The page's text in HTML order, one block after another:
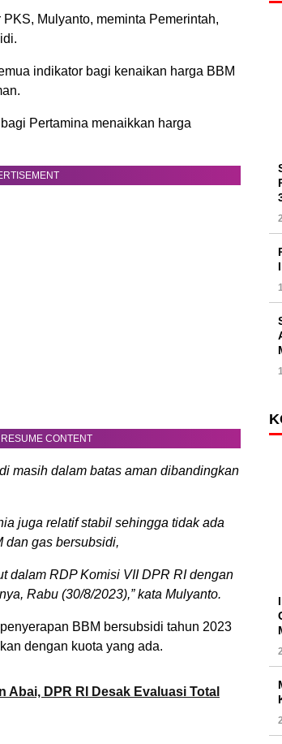
Mulyanto, meminta Pemerintah,
indikator bagi kenaikan harga BBM
Pertamina menaikkan harga
CONTENT
masih dalam batas aman dibandingkan
juga relatif stabil sehingga tidak ada
dan gas bersubsidi,
dalam RDP Komisi VII DPR RI dengan
Rabu (30/8/2023),” kata Mulyanto.
BBM bersubsidi tahun 2023
dengan kuota yang ada.
Abai, DPR RI Desak Evaluasi Total